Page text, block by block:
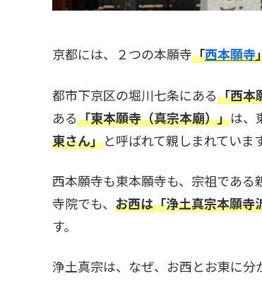
京都には、２つの本願寺「西本願寺
都市下京区の堀川七条にある「西本
ある「東本願寺（真宗本廟）」は、
東さん」と呼ばれて親しまれています
西本願寺も東本願寺も、宗祖であ
寺院でも、 お西は「浄土真宗本願寺
す。
浄土真宗は、なぜ、お西とお東に分